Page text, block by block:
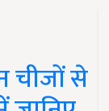
चीजों से